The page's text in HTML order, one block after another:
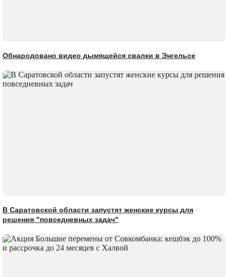
Обнародовано видео дымящейся свалки в Энгельсе
В Саратовской области запустят женские курсы для
решения "повседневных задач"